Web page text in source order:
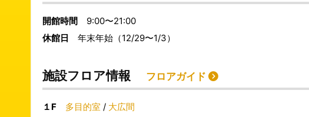
開館時間
9:00〜21:00
休館日
年末年始（12/29〜1/3）
施設フロア情報 フロアガイド
１F 多目的室 / 大広間